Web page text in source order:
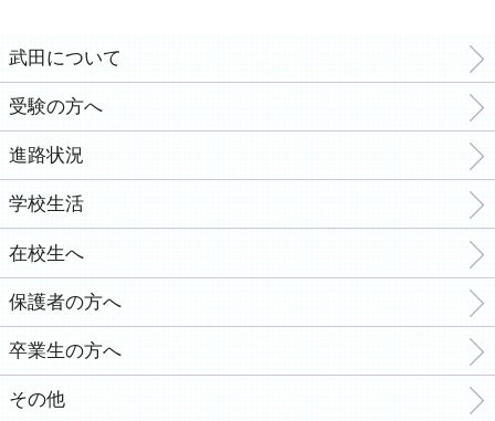
武田について
受験の方へ
進路状況
学校生活
在校生へ
保護者の方へ
卒業生の方へ
その他